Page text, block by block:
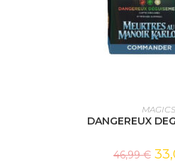
AJOUTER AU
MAGICS
DANGEREUX
46,99€